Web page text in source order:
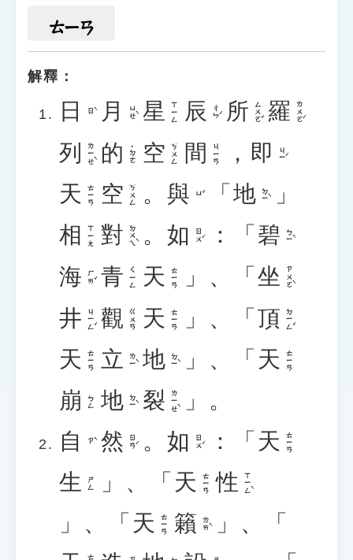
ㄊㄧㄢ
解釋：
日 ㄖˋ 月 ㄩㄝˋ 星 ㄒㄧㄥ 辰 ㄔㄣˊ 所 ㄙㄨㄛˇ 羅 ㄌㄨㄛˊ
列 ㄌㄧㄝˋ 的 ˙ㄉㄜ 空 ㄎㄨㄥ 間 ㄐㄧㄢ ， 即 ㄐㄧˊ
天 ㄊㄧㄢ 空 ㄎㄨㄥ 。 與 ㄩˇ 「 地 ㄉㄧˋ
」
相 ㄒㄧㄤ 對 ㄉㄨㄟˋ 。 如 ㄖㄨˊ ：「 碧 ㄅㄧˋ
海 ㄏㄞˇ 青 ㄑㄧㄥ 天 ㄊㄧㄢ 」、「 坐 ㄗㄨㄛˋ
井 ㄐㄧㄥˇ 觀 ㄍㄨㄢ 天 ㄊㄧㄢ 」、「 頂 ㄉㄧㄥˇ
天 ㄊㄧㄢ 立 ㄌㄧˋ 地 ㄉㄧˋ 」、「 天 ㄊㄧㄢ
崩 ㄅㄥ 地 ㄉㄧˋ 裂 ㄌㄧㄝˋ
」。
自
ㄗˋ 然 ㄖㄢˊ 。 如 ㄖㄨˊ ：「 天 ㄊㄧㄢ
生 ㄕㄥ 」、「 天 ㄊㄧㄢ 性 ㄒㄧㄥˋ
」、「 天 ㄊㄧㄢ 籟 ㄌㄞˋ
」、「